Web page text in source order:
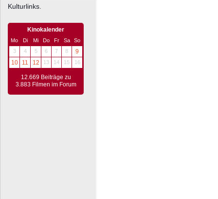
Kulturlinks.
Kinokalender
Mo Di Mi Do Fr Sa
So
3
4 5 6 7 8
9
10
11 12 13 14 15 16
12.669 Beiträge zu
3.883 Filmen im Forum